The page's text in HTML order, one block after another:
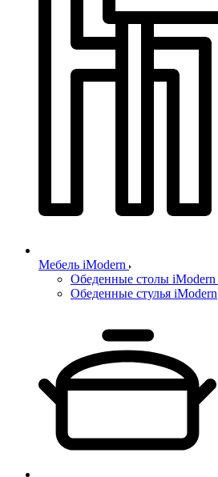
Мебель iModern
Обеденные столы iModern
Обеденные стулья iModern